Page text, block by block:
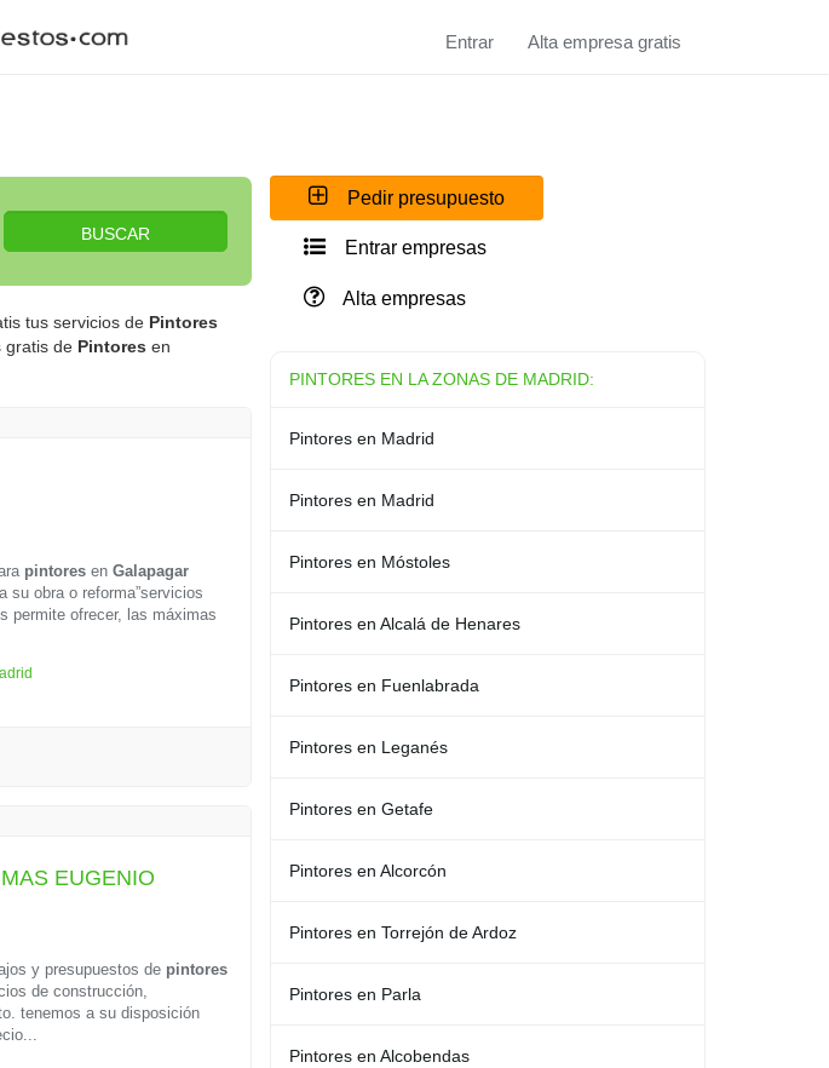
Entrar Alta empresa gratis
BUSCAR
tus servicios de Pintores
gratis de Pintores en
pintores enGalapagar
su obra o reforma”servicios
permite ofrecer, las máximas
EUGENIO
y presupuestos de pintores
de construcción,
tenemos a su disposición
Pedir presupuesto
Entrar empresas
Alta empresas
PINTORES EN LA ZONAS DE MADRID:
Pintores en Madrid
Pintores en Madrid
Pintores en Móstoles
Pintores en Alcalá de Henares
Pintores en Fuenlabrada
Pintores en Leganés
Pintores en Getafe
Pintores en Alcorcón
Pintores en Torrejón de Ardoz
Pintores en Parla
Pintores en Alcobendas